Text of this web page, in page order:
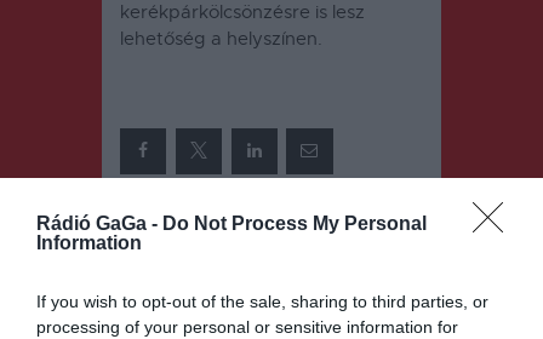
Rádió GaGa - Do Not Process My Personal
Information
If you wish to opt-out of the sale, sharing to third parties, or
processing of your personal or sensitive information for
kerékpárkölcsönzésre is lesz
lehetőség a helyszínen.
Bejegyzés
ELŐZŐ
Nem
költöztetik a
Ingyenes
hulladéklead